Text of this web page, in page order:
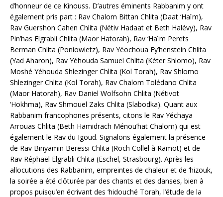
d’honneur de ce Kinouss. D’autres éminents Rabbanim y ont
également pris part : Rav Chalom Bittan Chlita (Daat ‘Haïm),
Rav Guershon Cahen Chlita (Nétiv Hadaat et Beth Halévy), Rav
Pin’has Elgrabli Chlita (Maor Hatorah), Rav ‘Haïm Perets
Berman Chlita (Poniowietz), Rav Yéochoua Ey’henstein Chlita
(Yad Aharon), Rav Yéhouda Samuel Chlita (Kéter Shlomo), Rav
Moshé Yéhouda Shlezinger Chlita (Kol Torah), Rav Shlomo
Shlezinger Chlita (Kol Torah), Rav Chalom Tolédano Chlita
(Maor Hatorah), Rav Daniel Wolfsohn Chlita (Nétivot
‘Hokhma), Rav Shmouel Zaks Chlita (Slabodka). Quant aux
Rabbanim francophones présents, citons le Rav Yéchaya
Arrouas Chlita (Beth Hamidrach Ménou’hat Chalom) qui est
également le Rav du Igoud. Signalons également la présence
de Rav Binyamin Beressi Chlita (Roch Collel à Ramot) et de
Rav Réphaël Elgrabli Chlita (Eschel, Strasbourg). Après les
allocutions des Rabbanim, empreintes de chaleur et de ‘hizouk,
la soirée a été clôturée par des chants et des danses, bien à
propos puisqu’en écrivant des ‘hidouché Torah, l’étude de la